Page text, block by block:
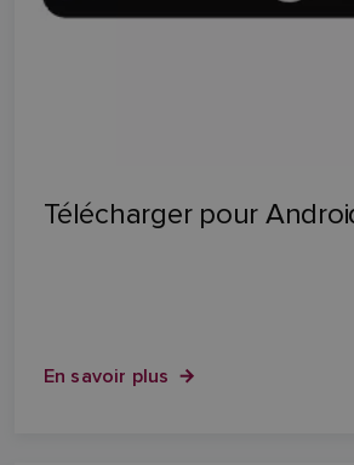
Télécharger pour
En savoir plus